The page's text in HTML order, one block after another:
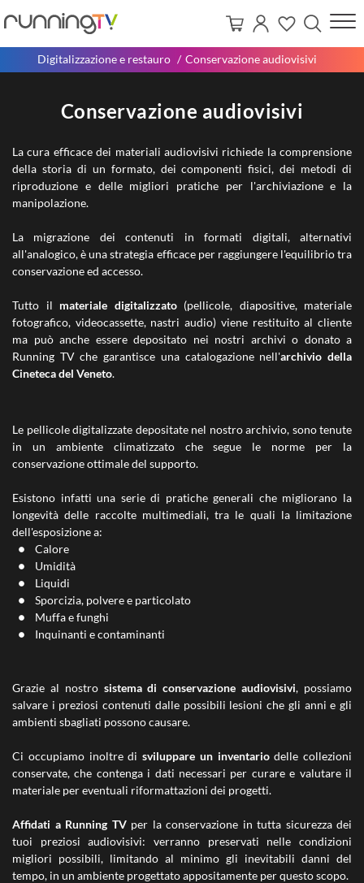
Digitalizzazione e restauro Conservazione audiovisivi
Conservazione audiovisivi
La cura efficace dei materiali audiovisivi richiede la comprensione
della storia di un formato, dei componenti fisici, dei metodi di
riproduzione e delle migliori pratiche per l'archiviazione e la
manipolazione.
La migrazione dei contenuti in formati digitali, alternativi
all'analogico, è una strategia efficace per raggiungere l'equilibrio tra
conservazione ed accesso.
Tutto il materiale digitalizzato(pellicole, diapositive, materiale
fotografico, videocassette, nastri audio) viene restituito al cliente
ma può anche essere depositato nei nostri archivi o donato a
Running TV che garantisce una catalogazione nell'archivio della
Cineteca del Veneto.
Le pellicole digitalizzate depositate nel nostro archivio, sono tenute
in un ambiente climatizzato che segue le norme per la
conservazione ottimale del supporto.
Esistono infatti una serie di pratiche generali che migliorano la
longevità delle raccolte multimediali, tra le quali la limitazione
dell'esposizione a:
Calore
Umidità
Liquidi
Sporcizia, polvere e particolato
Muffa e funghi
Inquinanti e contaminanti
Grazie al nostro sistema di conservazione audiovisivi, possiamo
salvare i preziosi contenuti dalle possibili lesioni che gli anni e gli
ambienti sbagliati possono causare.
Ci occupiamo inoltre di sviluppare un inventariodelle collezioni
conservate, che contenga i dati necessari per curare e valutare il
materiale per eventuali riformattazioni dei progetti.
Affidati a Running TVper la conservazione in tutta sicurezza dei
tuoi preziosi audiovisivi: verranno preservati nelle condizioni
migliori possibili, limitando al minimo gli inevitabili danni del
tempo, in un ambiente progettato appositamente per questo scopo.